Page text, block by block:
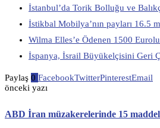
İstanbul’da Torik Bolluğu ve
İstikbal Mobilya’nın payları 16.5
Wilma Elles’e Ödenen 1500
İspanya, İsrail Büyükelçisini Geri
Paylaş 0 FacebookTwitterPinterestEmail
önceki yazı
ABD İran müzakerelerinde 15